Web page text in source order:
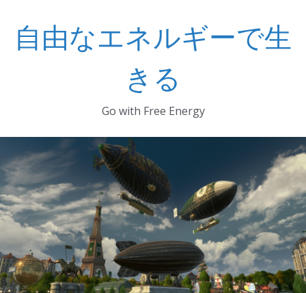
ッ
プ
自由なエネルギーで生
きる
Go with Free Energy